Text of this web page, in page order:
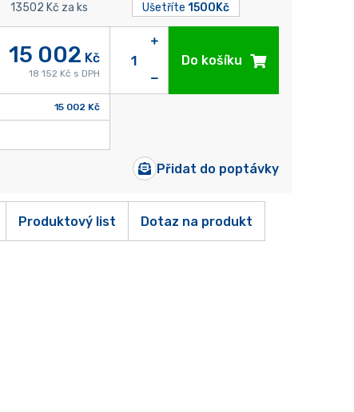
13502 Kč za ks Ušetříte 1500Kč
15 002 Kč
18 152 Kč s DPH
15 002 Kč
Do košíku
Přidat do poptávky
Produktový list Dotaz na produkt